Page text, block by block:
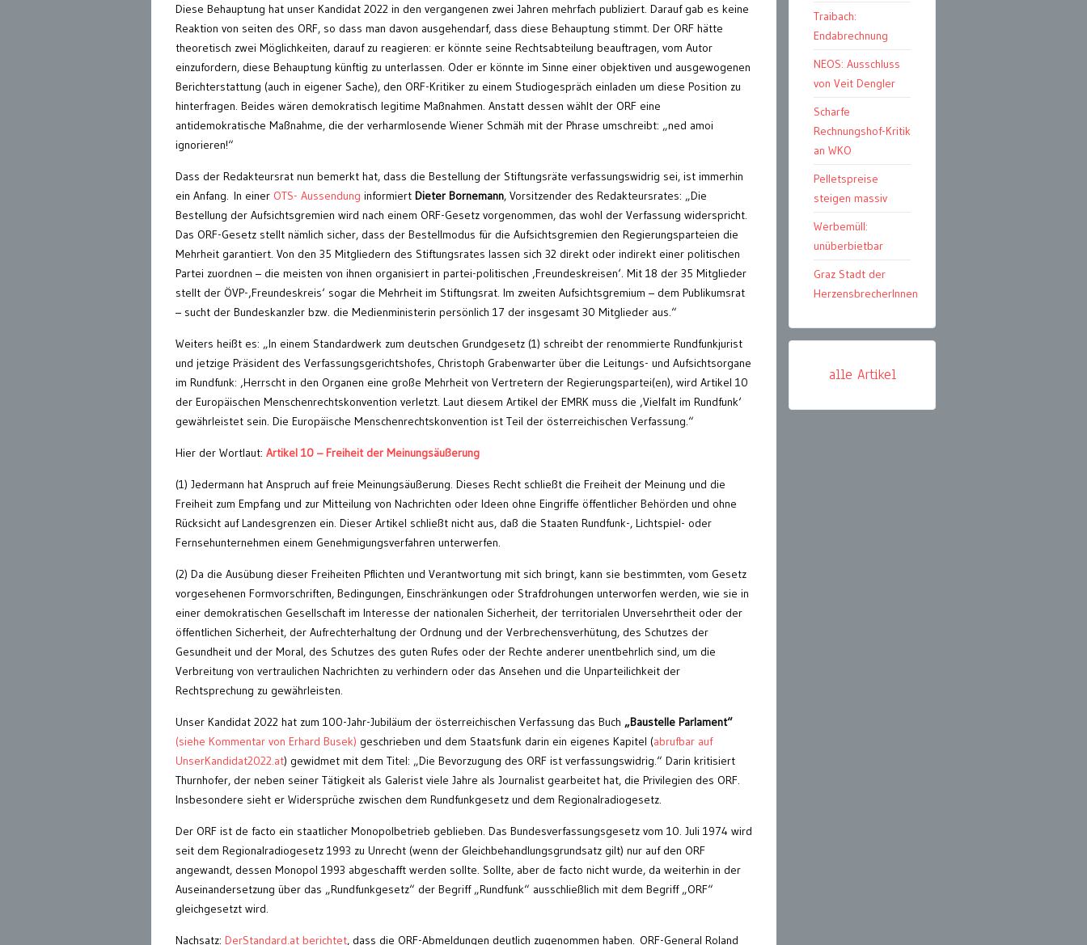
Diese Behauptung hat unser Kandidat 2022 in den vergangenen zwei Jahren mehrfach publiziert. Darauf gab es keine
Reaktion von seiten des ORF, so dass man davon ausgehendarf, dass diese Behauptung stimmt. Der ORF hätte
theoretisch zwei Möglichkeiten, darauf zu reagieren: er könnte seine Rechtsabteilung beauftragen, vom Autor
einzufordern, diese Behauptung künftig zu unterlassen. Oder er könnte im Sinne einer objektiven und ausgewogenen
Berichterstattung (auch in eigener Sache), den ORF-Kritiker zu einem Studiogespräch einladen um diese Position zu
hinterfragen. Beides wären demokratisch legitime Maßnahmen. Anstatt dessen wählt der ORF eine
antidemokratische Maßnahme, die der verharmlosende Wiener Schmäh mit der Phrase umschreibt: „ned amoi
ignorieren!“
Dass der Redakteursrat nun bemerkt hat, dass die Bestellung der Stiftungsräte verfassungswidrig sei, ist immerhin
ein Anfang. In einer OTS- Aussendung informiert Dieter Bornemann, Vorsitzender des Redakteursrates: „Die
Bestellung der Aufsichtsgremien wird nach einem ORF-Gesetz vorgenommen, das wohl der Verfassung widerspricht.
Das ORF-Gesetz stellt nämlich sicher, dass der Bestellmodus für die Aufsichtsgremien den Regierungsparteien die
Mehrheit garantiert. Von den 35 Mitgliedern des Stiftungsrates lassen sich 32 direkt oder indirekt einer politischen
Partei zuordnen – die meisten von ihnen organisiert in partei-politischen ‚Freundeskreisen‘. Mit 18 der 35 Mitglieder
stellt der ÖVP-‚Freundeskreis‘ sogar die Mehrheit im Stiftungsrat. Im zweiten Aufsichtsgremium – dem Publikumsrat
– sucht der Bundeskanzler bzw. die Medienministerin persönlich 17 der insgesamt 30 Mitglieder aus.“
Weiters heißt es: „In einem Standardwerk zum deutschen Grundgesetz (1) schreibt der renommierte Rundfunkjurist
und jetzige Präsident des Verfassungsgerichtshofes, Christoph Grabenwarter über die Leitungs- und Aufsichtsorgane
im Rundfunk: ‚Herrscht in den Organen eine große Mehrheit von Vertretern der Regierungspartei(en), wird Artikel 10
der Europäischen Menschenrechtskonvention verletzt. Laut diesem Artikel der EMRK muss die ‚Vielfalt im Rundfunk‘
gewährleistet sein. Die Europäische Menschenrechtskonvention ist Teil der österreichischen Verfassung.“
Hier der Wortlaut: Artikel 10 – Freiheit der Meinungsäußerung
(1) Jedermann hat Anspruch auf freie Meinungsäußerung. Dieses Recht schließt die Freiheit der Meinung und die
Freiheit zum Empfang und zur Mitteilung von Nachrichten oder Ideen ohne Eingriffe öffentlicher Behörden und ohne
Rücksicht auf Landesgrenzen ein. Dieser Artikel schließt nicht aus, daß die Staaten Rundfunk-, Lichtspiel- oder
Fernsehunternehmen einem Genehmigungsverfahren unterwerfen.
(2) Da die Ausübung dieser Freiheiten Pflichten und Verantwortung mit sich bringt, kann sie bestimmten, vom Gesetz
vorgesehenen Formvorschriften, Bedingungen, Einschränkungen oder Strafdrohungen unterworfen werden, wie sie in
einer demokratischen Gesellschaft im Interesse der nationalen Sicherheit, der territorialen Unversehrtheit oder der
öffentlichen Sicherheit, der Aufrechterhaltung der Ordnung und der Verbrechensverhütung, des Schutzes der
Gesundheit und der Moral, des Schutzes des guten Rufes oder der Rechte anderer unentbehrlich sind, um die
Verbreitung von vertraulichen Nachrichten zu verhindern oder das Ansehen und die Unparteilichkeit der
Rechtsprechung zu gewährleisten.
Unser Kandidat 2022 hat zum 100-Jahr-Jubiläum der österreichischen Verfassung das Buch „Baustelle Parlament“
(siehe Kommentar von Erhard Busek) geschrieben und dem Staatsfunk darin ein eigenes Kapitel (abrufbar auf
UnserKandidat2022.at) gewidmet mit dem Titel: „Die Bevorzugung des ORF ist verfassungswidrig.“ Darin kritisiert
Thurnhofer, der neben seiner Tätigkeit als Galerist viele Jahre als Journalist gearbeitet hat, die Privilegien des ORF.
Insbesondere sieht er Widersprüche zwischen dem Rundfunkgesetz und dem Regionalradiogesetz.
Der ORF ist de facto ein staatlicher Monopolbetrieb geblieben. Das Bundesverfassungsgesetz vom 10. Juli 1974 wird
seit dem Regionalradiogesetz 1993 zu Unrecht (wenn der Gleichbehandlungsgrundsatz gilt) nur auf den ORF
angewandt, dessen Monopol 1993 abgeschafft werden sollte. Sollte, aber de facto nicht wurde, da weiterhin in der
Auseinandersetzung über das „Rundfunkgesetz“ der Begriff „Rundfunk“ ausschließlich mit dem Begriff „ORF“
gleichgesetzt wird.
Nachsatz: DerStandard.at berichtet, dass die ORF-Abmeldungen deutlich zugenommen haben. ORF-General Roland
Traibach:
Endabrechnung
NEOS: Ausschluss
von Veit Dengler
Scharfe
Rechnungshof-Kritik
an WKO
Pelletspreise
steigen massiv
Werbemüll:
unüberbietbar
Graz Stadt der
HerzensbrecherInnen
alle Artikel